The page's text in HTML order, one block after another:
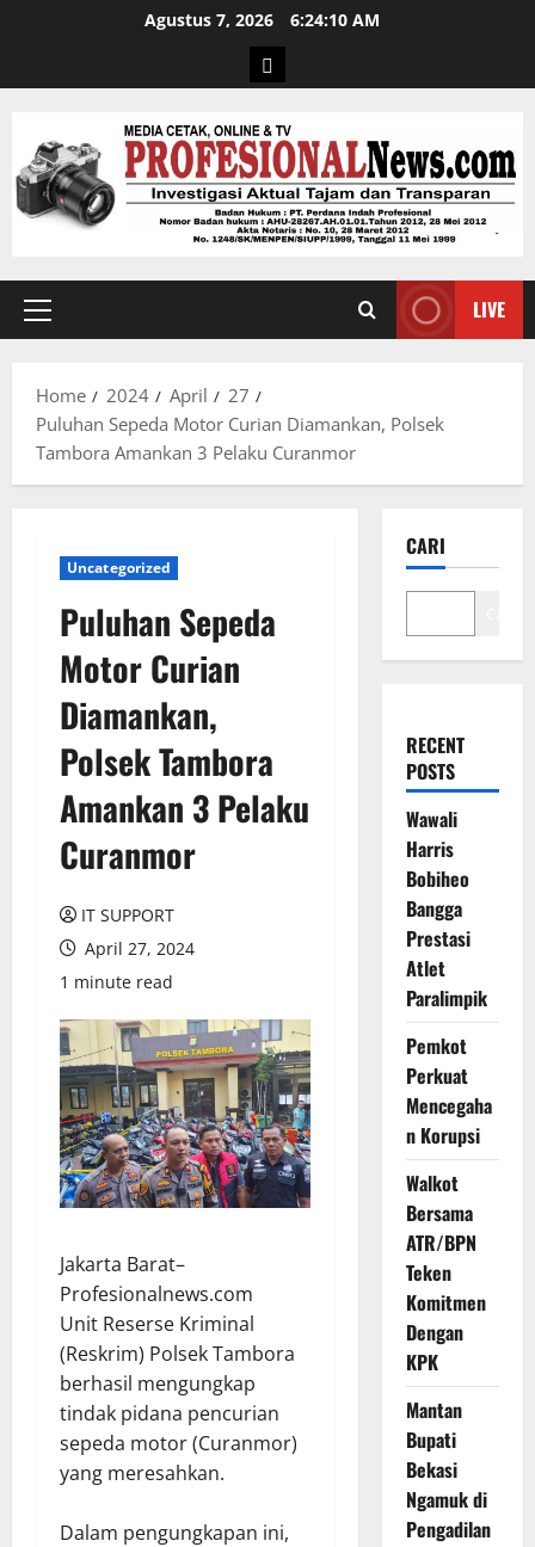
Agustus 7, 2026 6:24:10 AM
LIVE
Home 2024 April
27
Puluhan Sepeda Motor Curian Diamankan, Polsek
Tambora Amankan 3 Pelaku Curanmor
Uncategorized
Puluhan Sepeda
Motor Curian
Diamankan,
Polsek Tambora
Amankan 3 Pelaku
Curanmor
IT SUPPORT
April 27, 2024
1 minute read
Jakarta Barat–
Profesionalnews.com
Unit Reserse Kriminal
(Reskrim) Polsek Tambora
berhasil mengungkap
tindak pidana pencurian
sepeda motor (Curanmor)
yang meresahkan.
Dalam pengungkapan ini,
CARI
RECENT
POSTS
Wawali
Harris
Bobiheo
Bangga
Prestasi
Atlet
Paralimpik
Pemkot
Perkuat
Mencegaha
n Korupsi
Walkot
Bersama
ATR/BPN
Teken
Komitmen
Dengan
KPK
Mantan
Bupati
Bekasi
Ngamuk di
Pengadilan